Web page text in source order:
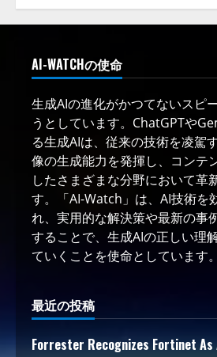
AI-WATCHの使命
生成AIの進化がかつてないスピ
うとしています。ChatGPTや
る生成AIは、従来の技術を凌駕
像の生成能力を発揮し、コンテ
したさまざまな分野において革
す。「AI-Watch」は、AI技術を
れ、実用的な解決策や最新の事
することで、生成AIの正しい理
ていくことを使命としています。
最近の投稿
Forrester Recognizes Fortinet As